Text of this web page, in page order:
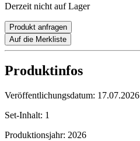
Derzeit nicht auf Lager
Produkt anfragen
Auf die Merkliste
Produktinfos
Veröffentlichungsdatum: 17.07.2026
Set-Inhalt: 1
Produktionsjahr: 2026